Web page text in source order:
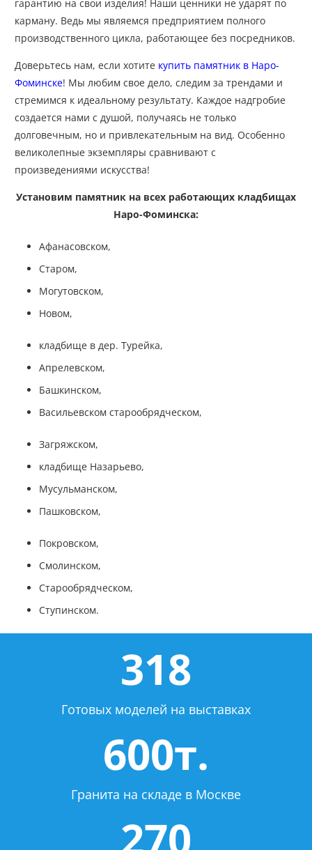
гарантию на свои изделия! Наши ценники не ударят по
карману. Ведь мы являемся предприятием полного
производственного цикла, работающее без посредников.
Доверьтесь нам, если хотите купить памятник в Наро-
Фоминске! Мы любим свое дело, следим за трендами и
стремимся к идеальному результату. Каждое надгробие
создается нами с душой, получаясь не только
долговечным, но и привлекательным на вид. Особенно
великолепные экземпляры сравнивают с
произведениями искусства!
Установим памятник на всех работающих кладбищах
Наро-Фоминска:
Афанасовском,
Старом,
Могутовском,
Новом,
кладбище в дер. Турейка,
Апрелевском,
Башкинском,
Васильевском старообрядческом,
Загряжском,
кладбище Назарьево,
Мусульманском,
Пашковском,
Покровском,
Смолинском,
Старообрядческом,
Ступинском.
318
Готовых моделей на выставках
600т.
Гранита на складе в Москве